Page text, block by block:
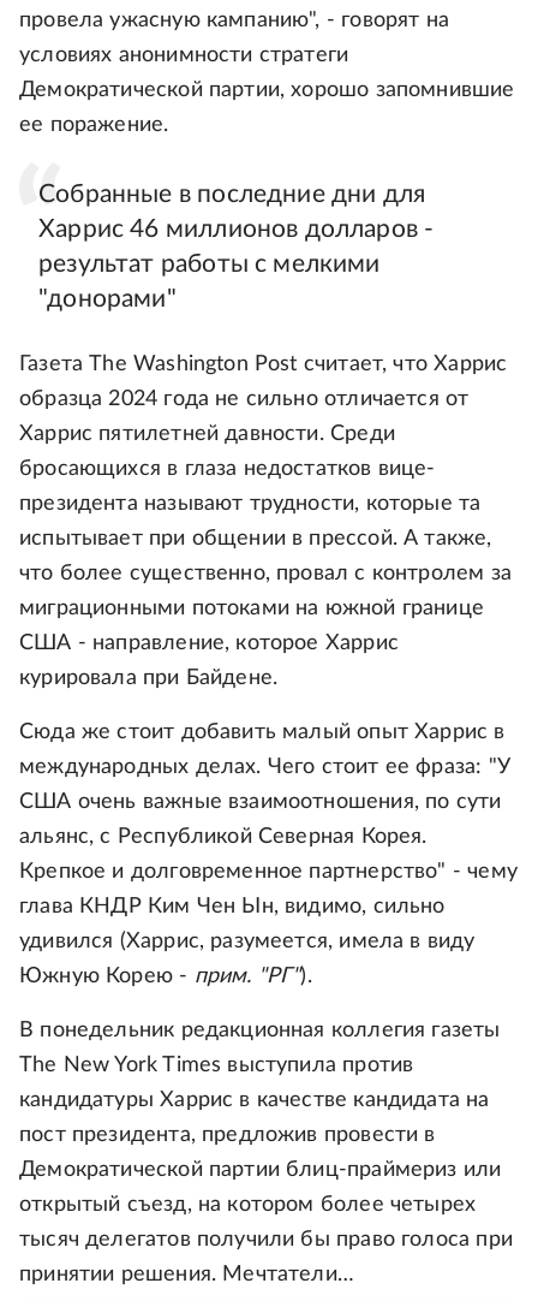
провела ужасную кампанию", - говорят на
условиях анонимности стратеги
Демократической партии, хорошо запомнившие
ее поражение.
Собранные в последние дни для
Харрис 46 миллионов долларов -
результат работы с мелкими
"донорами"
Газета The Washington Post считает, что Харрис
образца 2024 года не сильно отличается от
Харрис пятилетней давности. Среди
бросающихся в глаза недостатков вице-
президента называют трудности, которые та
испытывает при общении в прессой. А также,
что более существенно, провал с контролем за
миграционными потоками на южной границе
США - направление, которое Харрис
курировала при Байдене.
Сюда же стоит добавить малый опыт Харрис в
международных делах. Чего стоит ее фраза: "У
США очень важные взаимоотношения, по сути
альянс, с Республикой Северная Корея.
Крепкое и долговременное партнерство" - чему
глава КНДР Ким Чен Ын, видимо, сильно
удивился (Харрис, разумеется, имела в виду
Южную Корею - прим. "РГ").
В понедельник редакционная коллегия газеты
The New York Times выступила против
кандидатуры Харрис в качестве кандидата на
пост президента, предложив провести в
Демократической партии блиц-праймериз или
открытый съезд, на котором более четырех
тысяч делегатов получили бы право голоса при
принятии решения. Мечтатели…